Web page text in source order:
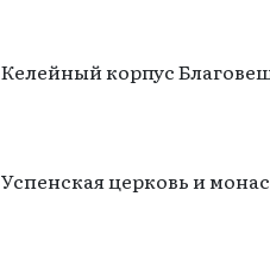
Келейный корпус
Успенская церковь и